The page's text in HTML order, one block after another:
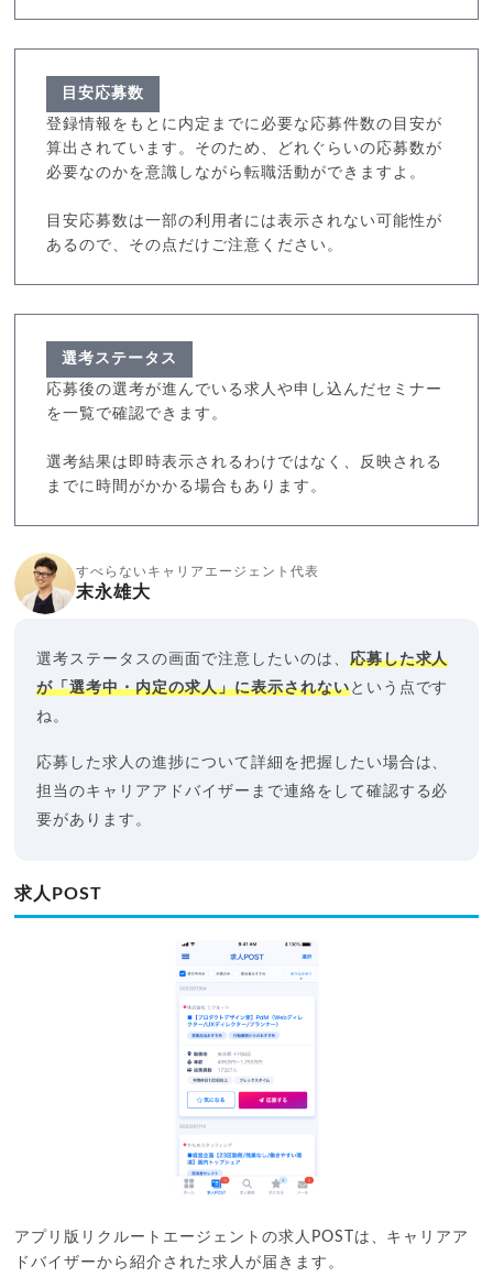
目安応募数
登録情報をもとに内定までに必要な応募件数の目安が
算出されています。そのため、どれぐらいの応募数が
必要なのかを意識しながら転職活動ができますよ。
目安応募数は一部の利用者には表示されない可能性が
あるので、その点だけご注意ください。
選考ステータス
応募後の選考が進んでいる求人や申し込んだセミナー
を一覧で確認できます。
選考結果は即時表示されるわけではなく、反映される
までに時間がかかる場合もあります。
すべらないキャリアエージェント代表
末永雄大
選考ステータスの画面で注意したいのは、 応募した求人
が「選考中・内定の求人」に表示されないという点です
ね。
応募した求人の進捗について詳細を把握したい場合は、
担当のキャリアアドバイザーまで連絡をして確認する必
要があります。
求人POST
アプリ版リクルートエージェントの求人POSTは、キャリアア
ドバイザーから紹介された求人が届きます。